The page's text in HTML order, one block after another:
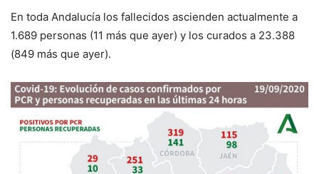
En toda Andalucía los fallecidos ascienden actualmente a
1.689 personas (11 más que ayer) y los curados a 23.388
(849 más que ayer).